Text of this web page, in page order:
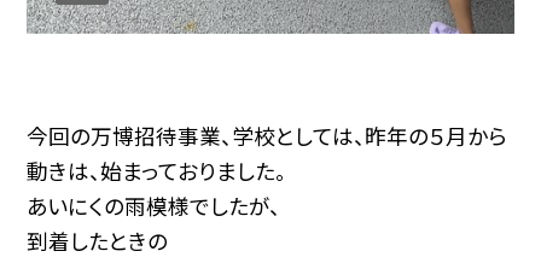
今回の万博招待事業、学校としては、昨年の５月から
動きは、始まっておりました。
あいにくの雨模様でしたが、
到着したときの